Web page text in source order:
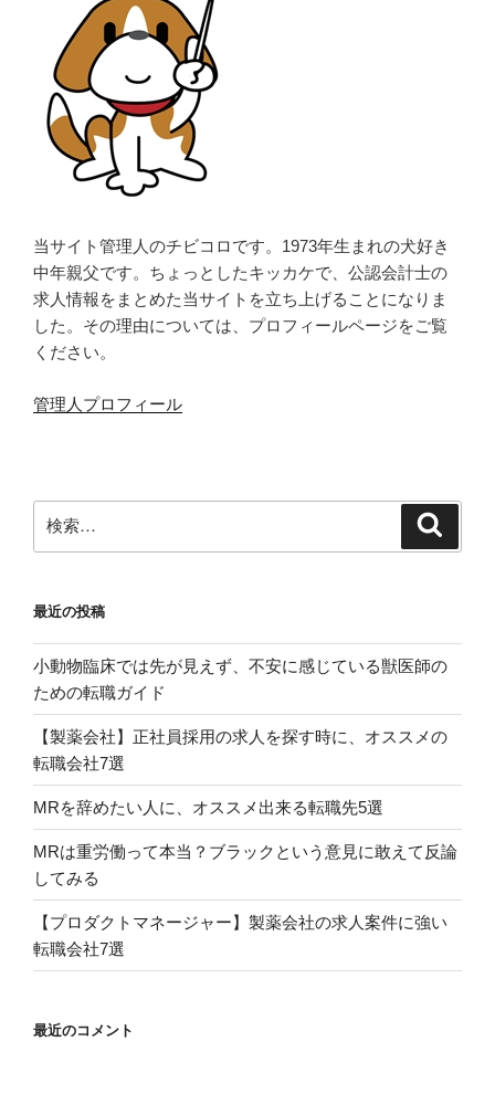
当サイト管理人のチビコロです。1973年生まれの犬好き
中年親父です。ちょっとしたキッカケで、公認会計士の
求人情報をまとめた当サイトを立ち上げることになりま
した。その理由については、プロフィールページをご覧
ください。
管理人プロフィール
索:
最近の投稿
小動物臨床では先が見えず、不安に感じている獣医師の
ための転職ガイド
【製薬会社】正社員採用の求人を探す時に、オススメの
転職会社7選
MRを辞めたい人に、オススメ出来る転職先5選
MRは重労働って本当？ブラックという意見に敢えて反論
してみる
【プロダクトマネージャー】製薬会社の求人案件に強い
転職会社7選
最近のコメント